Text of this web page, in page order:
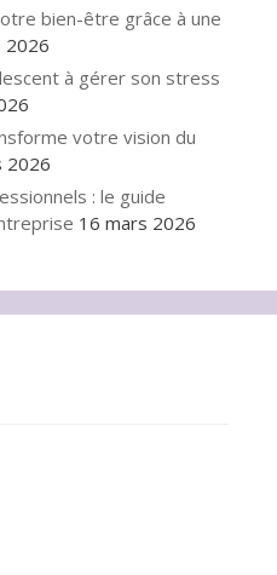
bien-être grâce à une
2026
à gérer son stress
votre vision du
2026
: le guide
16 mars 2026